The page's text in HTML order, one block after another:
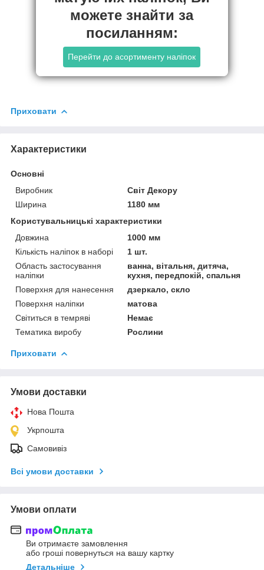
можете знайти за
посиланням:
Перейти до асортименту наліпок
Приховати
Характеристики
Основні
Виробник
Світ Декору
Ширина
1180 мм
Користувальницькі характеристики
Довжина
1000 мм
Кількість наліпок в наборі
1 шт.
Область застосування
наліпки
ванна, вітальня, дитяча,
кухня, передпокій, спальня
Поверхня для нанесення
дзеркало, скло
Поверхня наліпки
матова
Світиться в темряві
Немає
Тематика виробу
Рослини
Приховати
Умови доставки
Нова Пошта
Укрпошта
Самовивіз
Всі умови доставки
Умови оплати
Ви отримаєте замовлення
або гроші повернуться на вашу картку
Детальніше